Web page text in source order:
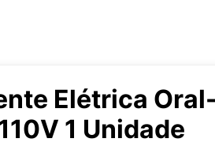
Elétrica
1 Unidade